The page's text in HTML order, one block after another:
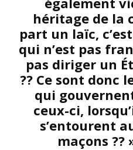
héritage de la
part un laïc,
qui n’est pas
pas diriger un
?? Ce sont donc
qui
ceux-ci,
s’entourent
maçons ??